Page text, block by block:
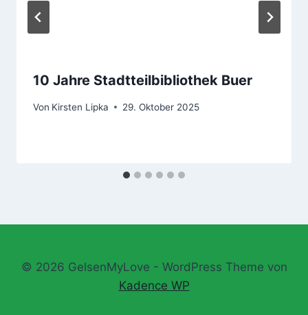
10 Jahre Stadtteilbibliothek Buer
Von Kirsten Lipka 29. Oktober 2025
© 2026 GelsenMyLove - WordPress Theme von
Kadence WP